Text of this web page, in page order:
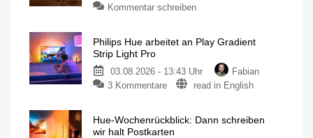
Kommentar schreiben
Philips Hue arbeitet an Play Gradient
Strip Light Pro
03.08.2026 - 13:43 Uhr
Fabian
3 Kommentare
read in English
Hue-Wochenrückblick: Dann schreiben
wir halt Postkarten